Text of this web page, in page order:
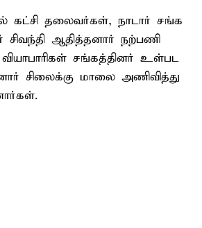
கட்சி தலைவர்கள், நாடார் சங்க
சிவந்தி ஆதித்தனார் நற்பணி
சங்கத்தினர் உள்பட
சிலைக்கு மாலை அணிவித்து